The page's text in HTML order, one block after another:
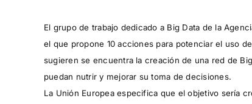
El grupo de trabajo dedicado a Big Data de la
el que propone 10 acciones para potenciar el uso
sugieren se encuentra la creación de una red de
puedan nutrir y mejorar su toma de decisiones.
La Unión Europea especifica que el objetivo sería